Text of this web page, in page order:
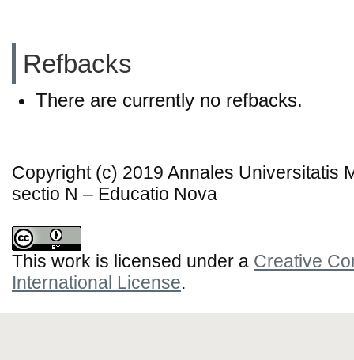
Refbacks
There are currently no refbacks.
Copyright (c) 2019 Annales Universitatis
sectio N – Educatio Nova
This work is licensed under a Creative
International License.